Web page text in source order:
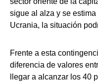
sigue al alza y se
Ucrania, la situación
Frente a esta
diferencia de valores
llegar a alcanzar los 40